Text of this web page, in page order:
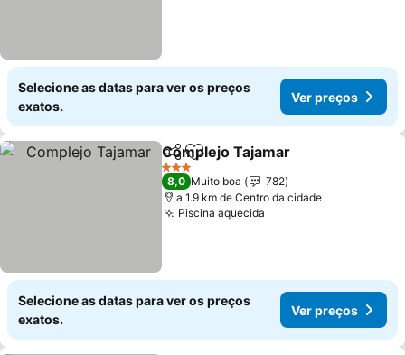
Selecione as datas para ver os preços
exatos.
Ver preços
PartilharAdicionar aos favoritos
Complejo Tajamar
3 Estrelas
8,0 Muito boa
782
a 1.9 km de Centro da cidade
Piscina aquecida
Selecione as datas para ver os preços
exatos.
Ver preços